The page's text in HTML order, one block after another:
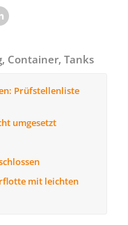
Container, Tanks
Prüfstellenliste
umgesetzt
mit leichten